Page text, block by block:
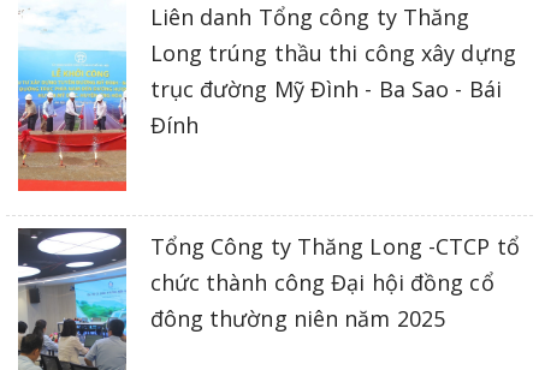
Liên danh Tổng công ty Thăng
Long trúng thầu thi công xây dựng
trục đường Mỹ Đình - Ba Sao - Bái
Đính
Tổng Công ty Thăng Long -CTCP tổ
chức thành công Đại hội đồng cổ
đông thường niên năm 2025